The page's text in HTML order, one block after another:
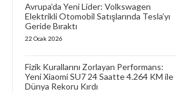
Avrupa’da Yeni Lider: Volkswagen
Elektrikli Otomobil Satışlarında Tesla’yı
Geride Bıraktı
22 Ocak 2026
Fizik Kurallarını Zorlayan Performans:
Yeni Xiaomi SU7 24 Saatte 4.264 KM ile
Dünya Rekoru Kırdı